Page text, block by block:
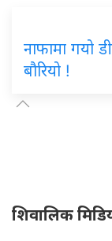
नाफामा गयो
बौरियो !
शिवालिक